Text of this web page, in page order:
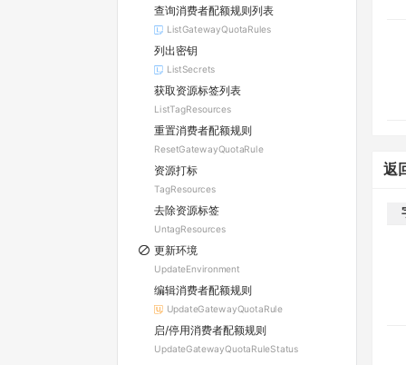
查询消费者配额规则列表
ListGatewayQuotaRules
列出密钥
ListSecrets
获取资源标签列表
ListTagResources
重置消费者配额规则
ResetGatewayQuotaRule
资源打标
TagResources
去除资源标签
UntagResources
更新环境
UpdateEnvironment
编辑消费者配额规则
UpdateGatewayQuotaRule
启/停用消费者配额规则
UpdateGatewayQuotaRuleStatus
返